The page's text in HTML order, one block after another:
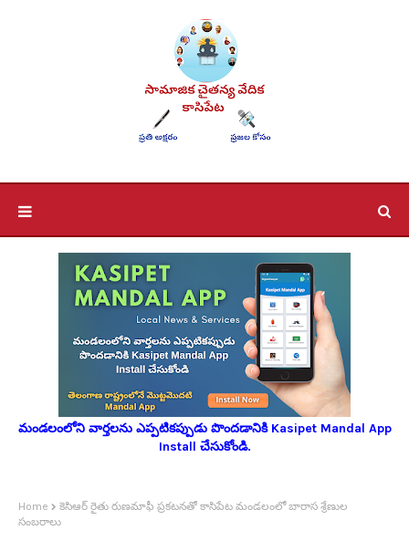
మండలంలోని వార్తలను ఎప్పటికప్పుడు పొందడానికి Kasipet Mandal App
Install చేసుకోండి.
Home
కెసిఆర్ రైతు రుణమాఫీ ప్రకటనతో కాసిపేట మండలంలో బారాస శ్రేణుల
సంబరాలు